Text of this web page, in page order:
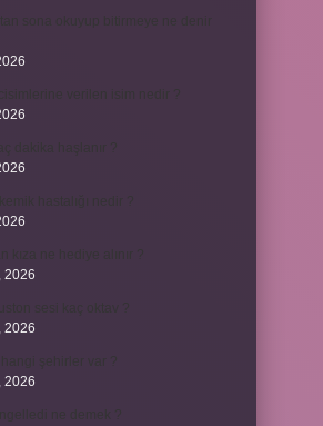
2026
2026
2026